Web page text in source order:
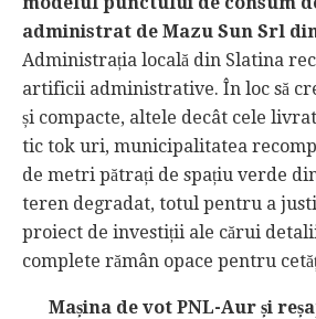
administrat de Mazu Sun Srl
Administrația locală din Slatina
artificii administrative. În loc să
și compacte, altele decât cele
tic tok uri, municipalitatea
de metri pătrați de spațiu verde
teren degradat, totul pentru a
proiect de investiții ale cărui
complete rămân opace pentru
Mașina de vot PNL-Aur și